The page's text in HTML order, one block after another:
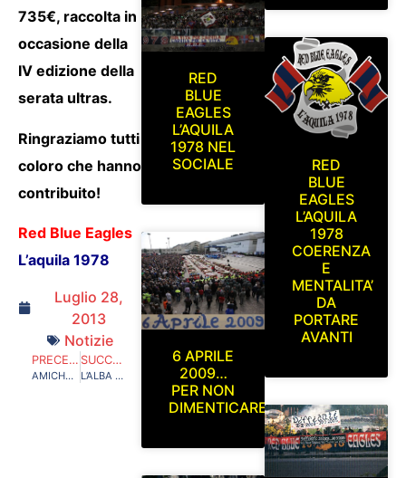
735€, raccolta in
occasione della
IV edizione della
serata ultras.
Ringraziamo tutti
coloro che hanno
contribuito!
Red Blue Eagles
L’aquila 1978
Luglio 28,
2013
Notizie
PRECEDENTE
AMICHEVOLE TERAMO-L’AQUILA
SUCCESSIVO
L’ALBA DI UNA NUOVA ERA E LE MINACCE DELL’OSSERVATORIO…
RED
BLUE
EAGLES
L’AQUILA
1978 NEL
SOCIALE
6 APRILE
2009…
PER NON
DIMENTICARE
RED
BLUE
EAGLES
L’AQUILA
1978
COERENZA
E
MENTALITA’
DA
PORTARE
AVANTI